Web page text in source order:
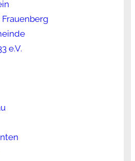
Frauenberg
e.V.